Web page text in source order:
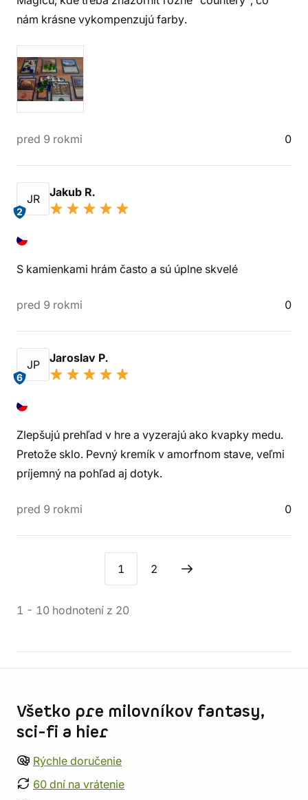
nám krásne vykompenzujú farby.
pred 9 rokmi 0
JR
2
Jakub R.
S kamienkami hrám často a sú úplne skvelé
pred 9 rokmi 0
JP
6
Jaroslav P.
Zlepšujú prehľad v hre a vyzerajú ako kvapky medu.
Pretože sklo. Pevný kremík v amorfnom stave, veľmi
príjemný na pohľad aj dotyk.
pred 9 rokmi 0
1 2
1 - 10 hodnotení z 20
Všetko pre milovníkov fantasy,
sci-fi a hier
Rýchle doručenie
60 dní na vrátenie